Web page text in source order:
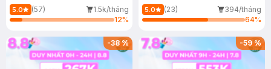
Dầu 500ml
5.0 (57)
1.5k/tháng
12%
(Mới)
5.0 (23)
394/tháng
64%
-38% -59%